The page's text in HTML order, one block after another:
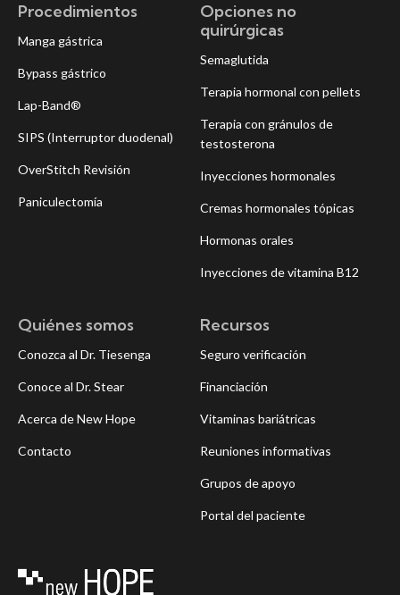
Procedimientos
Manga gástrica
Bypass gástrico
Lap-Band®
SIPS (Interruptor duodenal)
OverStitch Revisión
Paniculectomía
Opciones no
quirúrgicas
Semaglutida
Terapia hormonal con pellets
Terapia con gránulos de
testosterona
Inyecciones hormonales
Cremas hormonales tópicas
Hormonas orales
Inyecciones de vitamina B12
Recursos
Seguro verificación
Financiación
Vitaminas bariátricas
Reuniones informativas
Grupos de apoyo
Portal del paciente
Quiénes somos
Conozca al Dr. Tiesenga
Conoce al Dr. Stear
Acerca de New Hope
Contacto